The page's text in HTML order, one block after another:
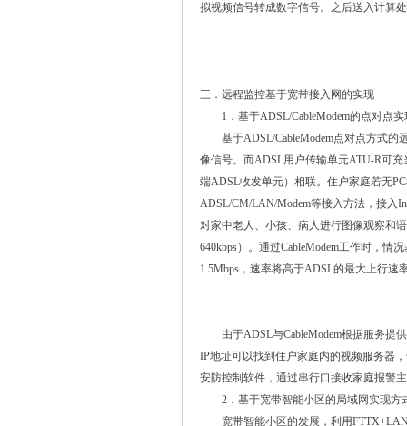
拟视频信号转成数字信号。之后送入计算
三．远程监控基于宽带接入网的实现
1．基于ADSL/CableModem的点对点实
基于ADSL/CableModem点对点方式的
像信号。而ADSL用户传输单元ATU-R可
端ADSL收发单元）相联。住户家庭若无
ADSL/CM/LAN/Modem等接入方法，接入
对家中老人、小孩、病人进行图像观察和
640kbps）。通过CableModem工作时，情
1.5Mbps，速率将高于ADSL的最大上行速
由于ADSL与CableModem根据服务提供
IP地址可以找到住户家庭内的视频服务器
安防控制软件，通过串行口接收家庭报警
2．基于宽带智能小区的局域网实现方
宽带智能小区的发展，利用FTTX+LAN